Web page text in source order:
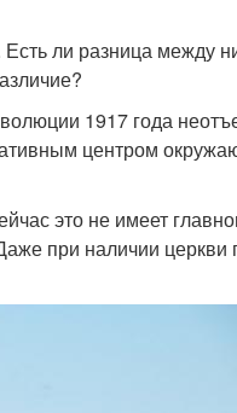
ли разница между
1917 года
центром
это не имеет
при наличии церкви